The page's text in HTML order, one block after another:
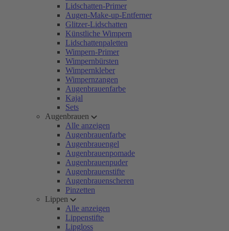
Lidschatten-Primer
Augen-Make-up-Entferner
Glitzer-Lidschatten
Künstliche Wimpern
Lidschattenpaletten
Wimpern-Primer
Wimpernbürsten
Wimpernkleber
Wimpernzangen
Augenbrauenfarbe
Kajal
Sets
Augenbrauen
Alle anzeigen
Augenbrauenfarbe
Augenbrauengel
Augenbrauenpomade
Augenbrauenpuder
Augenbrauenstifte
Augenbrauenscheren
Pinzetten
Lippen
Alle anzeigen
Lippenstifte
Lipgloss